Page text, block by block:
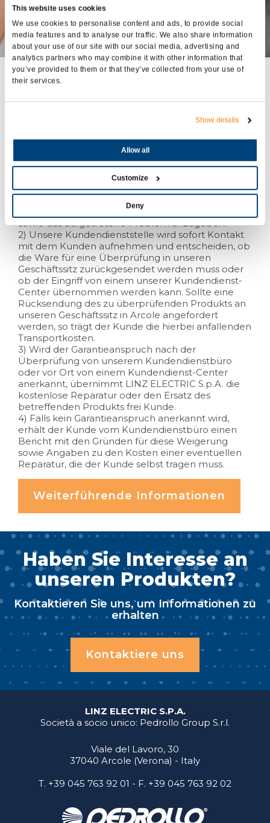
This website uses cookies
We use cookies to personalise content and ads, to provide social
media features and to analyse our traffic. We also share information
about your use of our site with our social media, advertising and
analytics partners who may combine it with other information that
you’ve provided to them or that they’ve collected from your use of
their services.
Show details
Allow all
Customize
Deny
Verfahren für die
Inanspruchnahme
einer Garantieleistung
1) Bitte melden Sie etwaige Mängel bei von uns
hergestellten Generatoren immer sofort per Fax
oder E-Mail bei unserer Kundendienststelle.
Vergessen Sie nicht, das Produktmodell, die auf
dem Typenschild angebrachte Seriennummer
sowie das aufgetretene Problem anzugeben.
2) Unsere Kundendienststelle wird sofort Kontakt
mit dem Kunden aufnehmen und entscheiden, ob
die Ware für eine Überprüfung in unseren
Geschäftssitz zurückgesendet werden muss oder
ob der Eingriff von einem unserer Kundendienst-
Center übernommen werden kann. Sollte eine
Rücksendung des zu überprüfenden Produkts an
unseren Geschäftssitz in Arcole angefordert
werden, so trägt der Kunde die hierbei anfallenden
Transportkosten.
3) Wird der Garantieanspruch nach der
Überprüfung von unserem Kundendienstbüro
oder vor Ort von einem Kundendienst-Center
anerkannt, übernimmt LINZ ELECTRIC S.p.A. die
kostenlose Reparatur oder den Ersatz des
betreffenden Produkts frei Kunde.
4) Falls kein Garantieanspruch anerkannt wird,
erhält der Kunde vom Kundendienstbüro einen
Bericht mit den Gründen für diese Weigerung
sowie Angaben zu den Kosten einer eventuellen
Reparatur, die der Kunde selbst tragen muss.
Weiterführende Informationen
Haben Sie Interesse an
unseren Produkten?
Kontaktieren Sie uns, um Informationen zu
erhalten
Kontaktiere uns
LINZ ELECTRIC S.P.A.
Società a socio unico: Pedrollo Group S.r.l.
Viale del Lavoro, 30
37040 Arcole (Verona) - Italy
T. +39 045 763 92 01 - F. +39 045 763 92 02